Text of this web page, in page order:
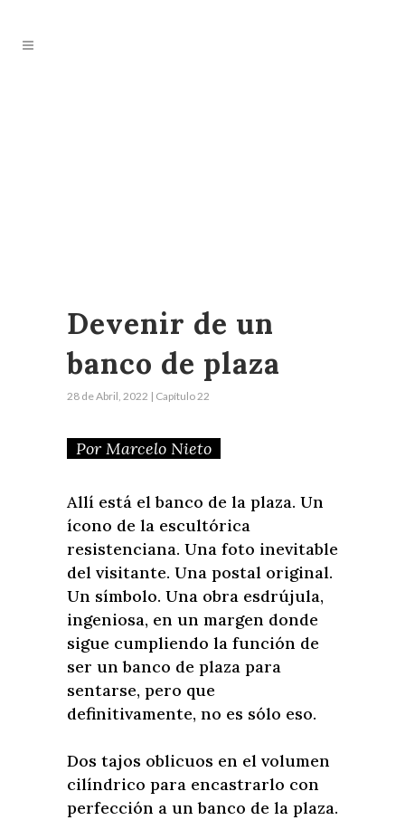
Devenir de un
banco de plaza
28 de Abril, 2022 | Capítulo 22
Por Marcelo Nieto
Allí está el banco de la plaza. Un
ícono de la escultórica
resistenciana. Una foto inevitable
del visitante. Una postal original.
Un símbolo. Una obra esdrújula,
ingeniosa, en un margen donde
sigue cumpliendo la función de
ser un banco de plaza para
sentarse, pero que
definitivamente, no es sólo eso.
Dos tajos oblicuos en el volumen
cilíndrico para encastrarlo con
perfección a un banco de la plaza.